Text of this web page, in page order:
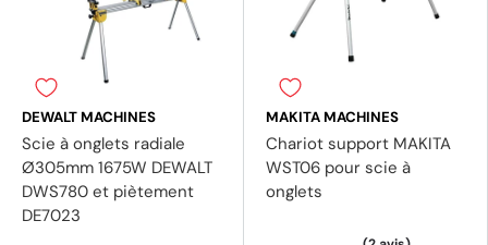
DEWALT MACHINES
Scie à onglets radiale
Ø305mm 1675W DEWALT
DWS780 et piètement
DE7023
MAKITA MACHINES
Chariot support MAKITA
WST06 pour scie à
onglets